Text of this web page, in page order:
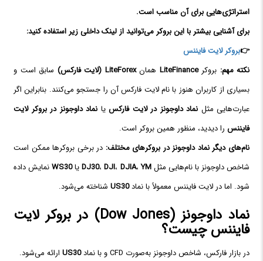
استراتژی‌هایی برای آن مناسب است.
برای آشنایی بیشتر با این بروکر می‌توانید از لینک داخلی زیر استفاده کنید:
👉بروکر لایت فایننس
نکته مهم: بروکرLiteFinance همانLiteForex (لایت فارکس)
سابق است و
بسیاری از کاربران هنوز با نام لایت فارکس آن را جستجو می‌کنند. بنابراین اگر
عبارت‌هایی مثل نماد داوجونز در لایت فارکس یا نماد داوجونز در بروکر لایت
فایننس را دیدید، منظور همین بروکر است.
نام‌های دیگر نماد داوجونز در بروکرهای مختلف: در برخی بروکرها ممکن است
شاخص داوجونز با نام‌هایی مثل
DJ30،DJI، DJIA،YM یاWS30نمایش داده
شود. اما در لایت فایننس معمولاً با نمادUS30 شناخته می‌شود.
نماد داوجونز (Dow Jones) در بروکر لایت
فایننس چیست؟
در بازار فارکس، شاخص داوجونز به‌صورت CFD و با نماد US30 ارائه می‌شود.